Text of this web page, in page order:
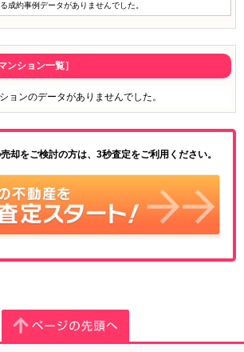
成約事例データがありませんでした。
ンション一覧］
ョンのデータがありませんでした。
却をご検討の方は、3秒査定をご利用ください。